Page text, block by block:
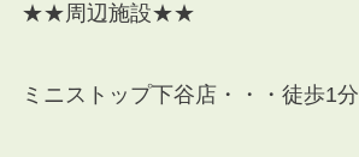
★★周辺施設★★
ミニストップ下谷店・・・徒歩1分